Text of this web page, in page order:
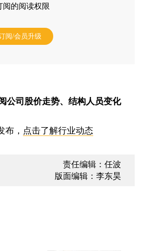
阅的阅读权限
阅/会员升级
公司股价走势、结构人员变化
， 点击了解行业动态
责任编辑：任波
版面编辑：李东昊